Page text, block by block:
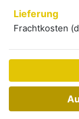
Lieferung
Frachtkosten